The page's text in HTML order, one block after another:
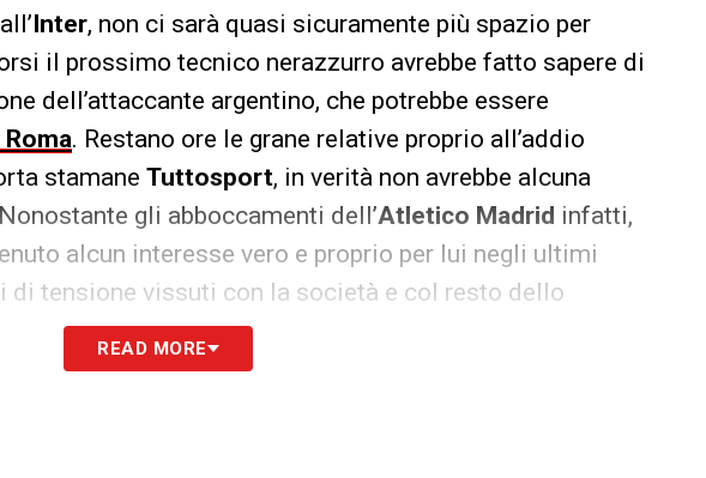
all’Inter, non ci sarà quasi sicuramente più spazio per
il prossimo tecnico nerazzurro avrebbe fatto sapere di
dell’attaccante argentino, che potrebbe essere
. Restano ore le grane relative proprio all’addio
stamane Tuttosport, in verità non avrebbe alcuna
gli abboccamenti dell’Atletico Madrid infatti,
alcun interesse vero e proprio per lui negli ultimi
di tensione vissuti con la società e col resto dello
a più di una riflessione.
READ MORE